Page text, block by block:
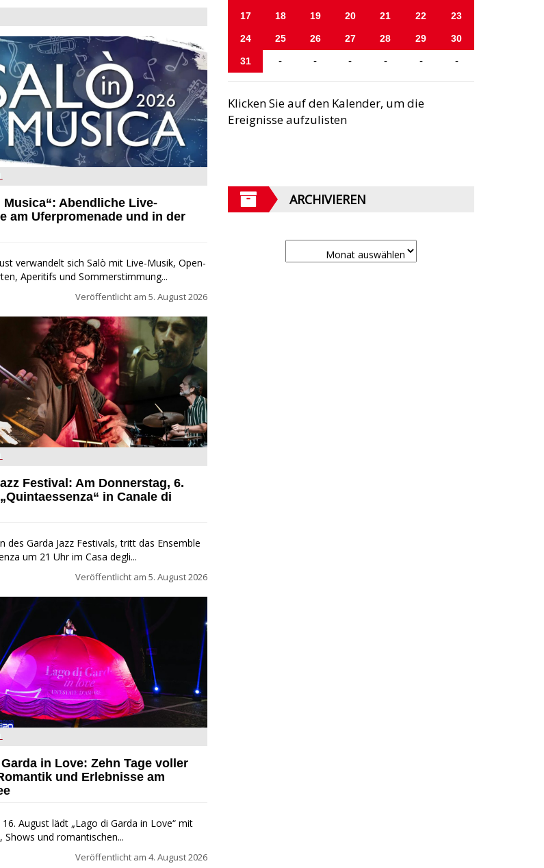
2026
Musica“: Abendliche Live-
am Uferpromenade und in der
verwandelt sich Salò mit Live-Musik, Open-
Aperitifs und Sommerstimmung...
Veröffentlicht am 5. August 2026
Quintaessenza zu Gast beim Garda Jazz
Festival: Am Donnerstag, 6.
in Canale di
des Garda Jazz Festivals, tritt das Ensemble
um 21 Uhr im Casa degli...
Veröffentlicht am 5. August 2026
in Love
in Love: Zehn Tage voller
und Erlebnisse am
August lädt „Lago di Garda in Love“ mit
Shows und romantischen...
Veröffentlicht am 4. August 2026
17 18 19 20 21 22 23
24 25 26 27 28 29 30
31 - - - - - -
Klicken Sie auf den Kalender, um die
Ereignisse aufzulisten
ARCHIVIEREN